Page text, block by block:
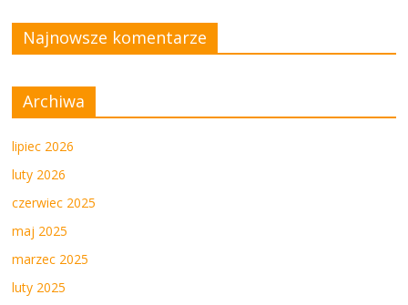
Najnowsze komentarze
Archiwa
lipiec 2026
luty 2026
czerwiec 2025
maj 2025
marzec 2025
luty 2025